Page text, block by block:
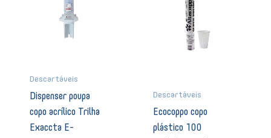
Descartáveis
Dispenser poupa
copo acrílico Trilha
Exaccta E-
DPCA002M
Descartáveis
Ecocoppo copo
plástico 100
08072
quantidade